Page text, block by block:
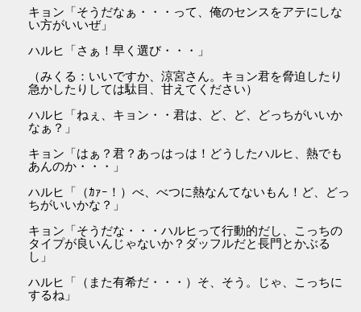
キョン「そうだなぁ・・・って、俺のセンスをアテにしな
い方がいいぜ」
ハルヒ「さぁ！早く選び・・・」
（みくる：いいですか、涼宮さん。キョン君を脅迫したり
急かしたりしては駄目、甘えてください）
ハルヒ「ねぇ、キョン・・君は、ど、ど、どっちがいいか
なぁ？」
キョン「はぁ？君？あっはっは！どうしたハルヒ、熱でも
あんのか・・・」
ハルヒ「（ｶｧｰ！）べ、べつに熱なんてないもん！ど、どっ
ちがいいかな？」
キョン「そうだな・・・ハルヒって行動的だし、こっちの
タイプが良いんじゃないか？ダッフルだと長門とかぶる
し」
ハルヒ「（また有希だ・・・）そ、そう。じゃ、こっちに
するね」